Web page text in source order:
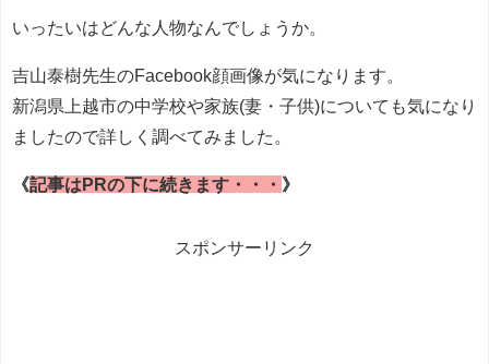
いったいはどんな人物なんでしょうか。
吉山泰樹先生のFacebook顔画像が気になります。
新潟県上越市の中学校や家族(妻・子供)についても気になり
ましたので詳しく調べてみました。
《記事はPRの下に続きます・・・ 》
スポンサーリンク